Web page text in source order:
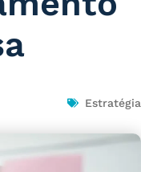
Estratégia